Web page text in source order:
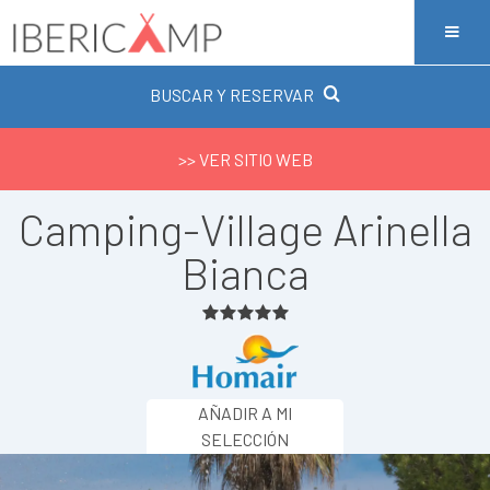
BUSCAR Y RESERVAR
>> VER SITIO WEB
Camping-Village Arinella
Bianca
AÑADIR A MI
SELECCIÓN